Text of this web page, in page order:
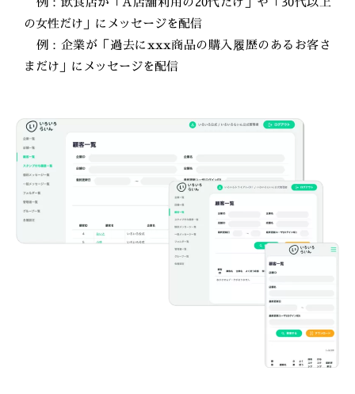
の女性だけ」にメッセージを配信
例：企業が「過去にxxx商品の購入履歴のあるお客さ
まだけ」にメッセージを配信